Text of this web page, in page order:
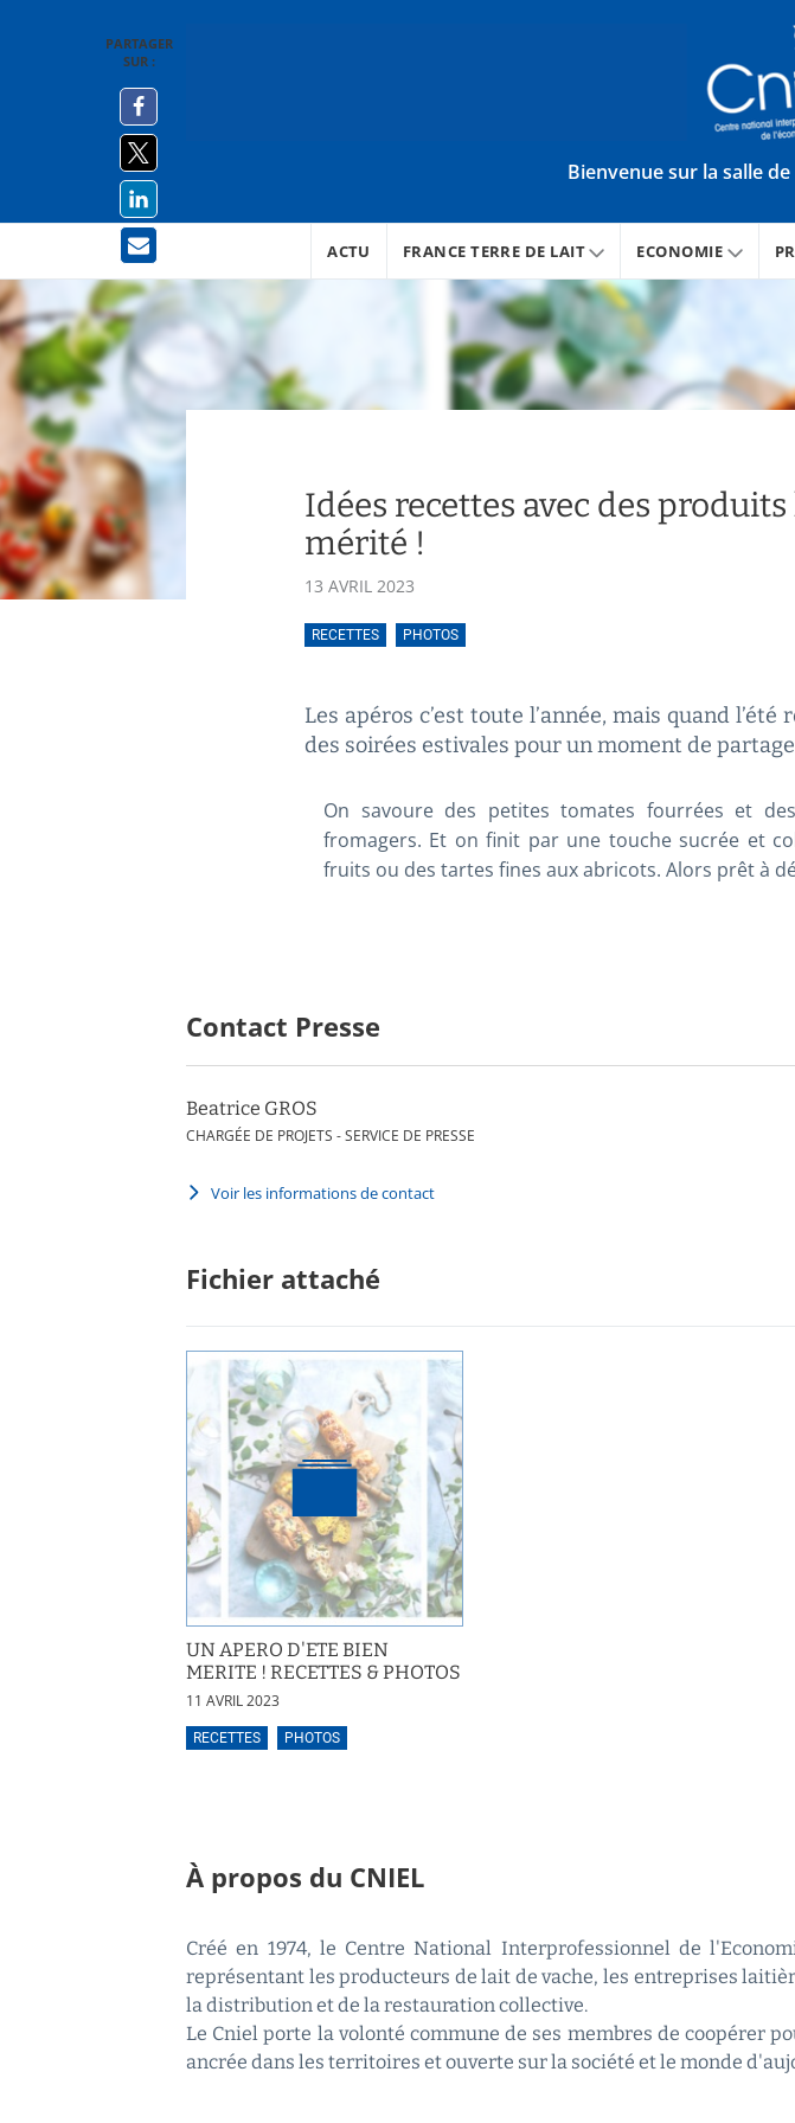
Bienvenue sur la salle
ACTU FRANCE TERRE DE LAIT ECONOMIE
Idées recettes avec des
mérité !
13 AVRIL 2023
RECETTES PHOTOS
Les apéros c’est toute l’année, mais quand
des soirées estivales pour un moment de partage
PARTAGER
SUR :
On savoure des petites tomates fourrées et
fromagers. Et on finit par une touche sucrée et
fruits ou des tartes fines aux abricots. Alors prêt à
Contact Presse
Beatrice GROS
CHARGÉE DE PROJETS - SERVICE DE PRESSE
Voir les informations de contact
Fichier attaché
UN APERO D'ETE BIEN
MERITE ! RECETTES & PHOTOS
11 AVRIL 2023
RECETTES PHOTOS
À propos du CNIEL
Créé en 1974, le Centre National Interprofessionnel de
représentant les producteurs de lait de vache, les entreprises
la distribution et de la restauration collective.
Le Cniel porte la volonté commune de ses membres de
ancrée dans les territoires et ouverte sur la société et le monde